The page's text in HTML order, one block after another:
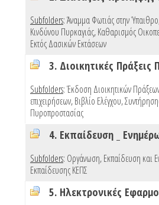
Subfolders:Άναμμα Φωτιάς στην Ύπαιθρο
Κινδύνου Πυρκαγιάς,Καθαρισμός
Εκτός Δασικών Εκτάσεων
3. Διοικητικές
Subfolders:Έκδοση Διοικητικών
επιχειρήσεων,Βιβλίο Ελέγχου,
Πυροπροστασίας
4. Εκπαίδευση _
Subfolders: Οργάνωση, Εκπαίδευση και
Εκπαίδευσης ΚΕΠΣ
5. Ηλεκτρονικές